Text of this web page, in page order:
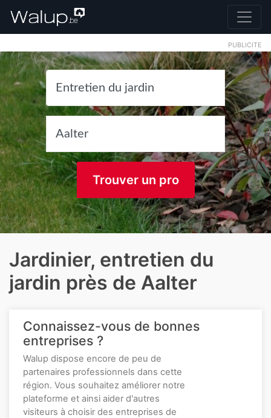
PUBLICITE
Trouver un pro
Jardinier, entretien du
jardin près de Aalter
Connaissez-vous de bonnes
entreprises ?
Walup dispose encore de peu de
partenaires professionnels dans cette
région. Vous souhaitez améliorer notre
plateforme et ainsi aider d'autres
visiteurs à choisir des entreprises de